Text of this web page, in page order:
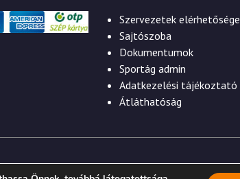
Szervezetek elérhetősége
Sajtószoba
Dokumentumok
Sportág admin
Adatkezelési tájékoztató
Átláthatóság